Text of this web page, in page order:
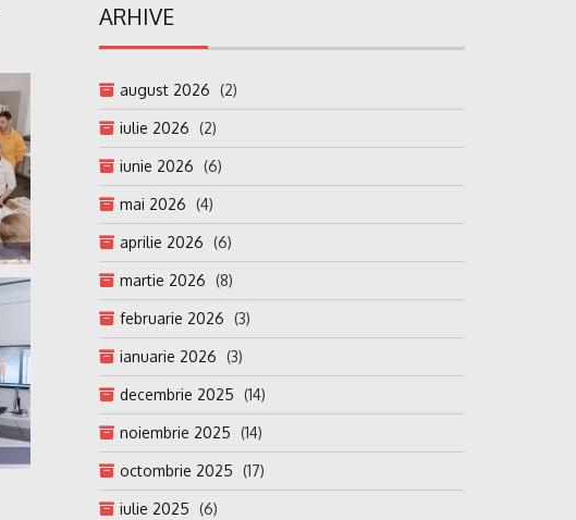
ARHIVE
august 2026 (2)
iulie 2026 (2)
iunie 2026 (6)
mai 2026 (4)
aprilie 2026 (6)
martie 2026 (8)
februarie 2026 (3)
ianuarie 2026 (3)
decembrie 2025 (14)
noiembrie 2025 (14)
octombrie 2025 (17)
iulie 2025 (6)